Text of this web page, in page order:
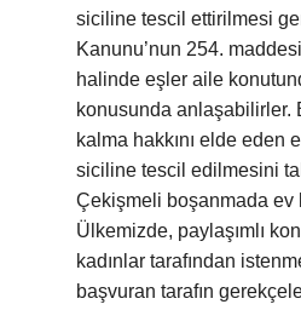
siciline tescil ettirilmesi
Kanunu’nun 254.
halinde eşler aile
konusunda anlaşabilirler.
kalma hakkını elde eden
siciline tescil edilmesini
Çekişmeli boşanmada ev
Ülkemizde, paylaşımlı
kadınlar tarafından
başvuran tarafın